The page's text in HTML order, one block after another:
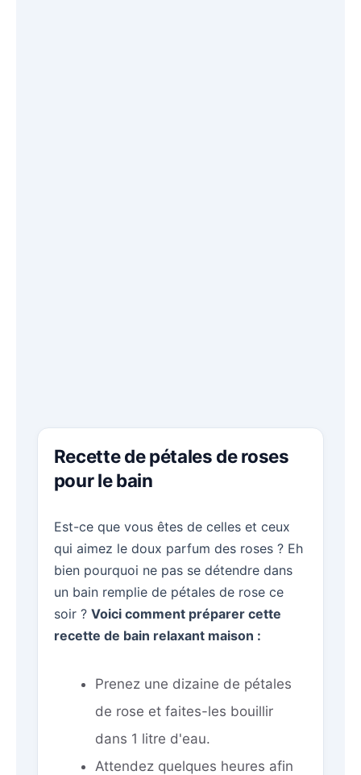
Recette de pétales de roses
pour le bain
Est-ce que vous êtes de celles et ceux
qui aimez le doux parfum des roses ? Eh
bien pourquoi ne pas se détendre dans
un bain remplie de pétales de rose ce
soir ? Voici comment préparer cette
recette de bain relaxant maison :
Prenez une dizaine de pétales
de rose et faites-les bouillir
dans 1 litre d'eau.
Attendez quelques heures afin